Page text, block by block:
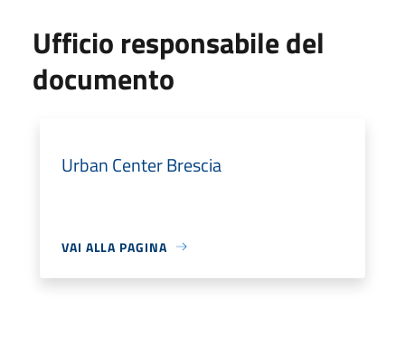
Ufficio responsabile del
documento
Urban Center Brescia
VAI ALLA PAGINA